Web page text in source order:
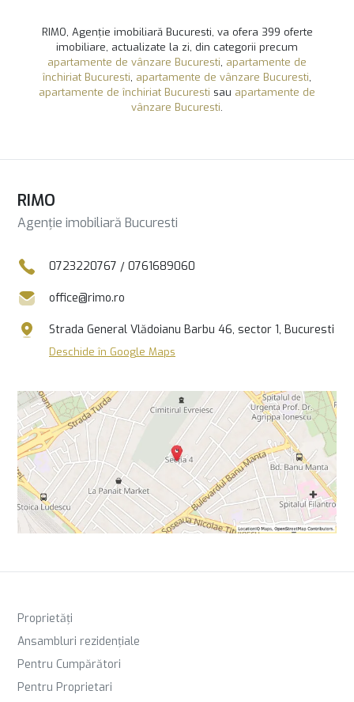
RIMO, Agenție imobiliară Bucuresti, va ofera 399 oferte
imobiliare, actualizate la zi, din categorii precum
apartamente de vânzare Bucuresti, apartamente de
închiriat Bucuresti, apartamente de vânzare Bucuresti,
apartamente de închiriat Bucuresti sau apartamente de
vânzare Bucuresti.
RIMO
Agenție imobiliară Bucuresti
0723220767 / 0761689060
office@rimo.ro
Strada General Vlădoianu Barbu 46, sector 1, Bucuresti
Deschide în Google Maps
Proprietăți
Ansambluri rezidențiale
Pentru Cumpărători
Pentru Proprietari